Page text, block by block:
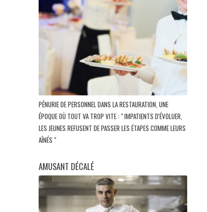
PÉNURIE DE PERSONNEL DANS LA RESTAURATION, UNE
ÉPOQUE OÙ TOUT VA TROP VITE : " IMPATIENTS D'ÉVOLUER,
LES JEUNES REFUSENT DE PASSER LES ÉTAPES COMME LEURS
AÎNÉS "
AMUSANT DÉCALÉ